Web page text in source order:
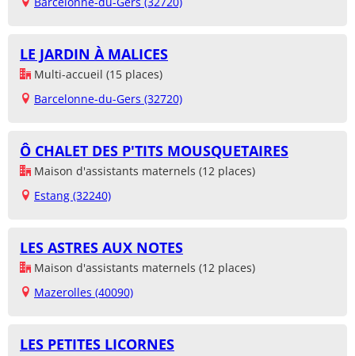
LE JARDIN À MALICES
Multi-accueil (15 places)
Barcelonne-du-Gers (32720)
Ô CHALET DES P'TITS MOUSQUETAIRES
Maison d'assistants maternels (12 places)
Estang (32240)
LES ASTRES AUX NOTES
Maison d'assistants maternels (12 places)
Mazerolles (40090)
LES PETITES LICORNES